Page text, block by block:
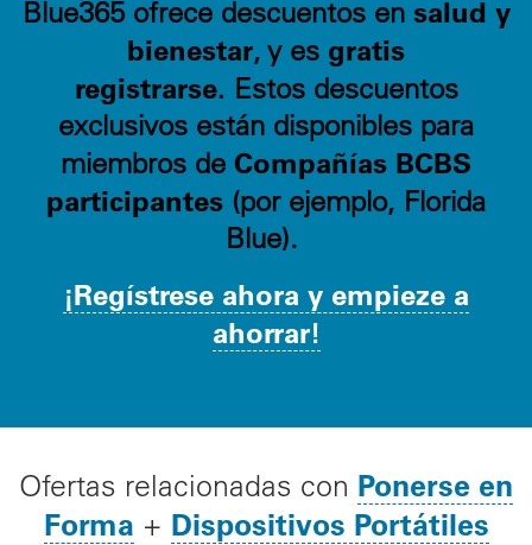
Blue365 ofrece descuentos en salud y
bienestar, y es gratis
registrarse. Estos descuentos
exclusivos están disponibles para
miembros de Compañías BCBS
participantes (por ejemplo, Florida
Blue).
¡Regístrese ahora y empieze a
ahorrar!
Ofertas relacionadas con Ponerse en
Forma + Dispositivos Portátiles